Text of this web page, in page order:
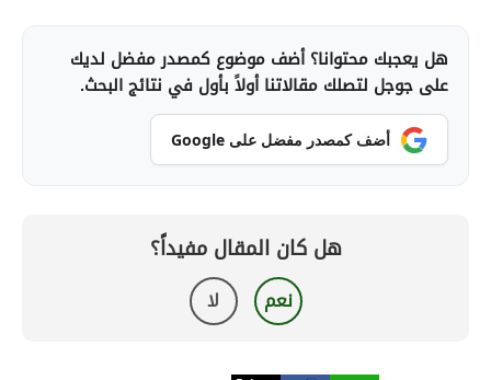
هل يعجبك محتوانا؟ أضف موضوع كمصدر مفضل لديك
على جوجل لتصلك مقالاتنا أولاً بأول في نتائج البحث.
أضف كمصدر مفضل على Google
هل كان المقال مفيداً؟
نعم لا